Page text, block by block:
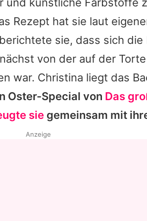
Rezept hat sie laut
sie, dass sich die
von der auf der
war. Christina liegt das
Oster-Special von Das
sie gemeinsam mit
Anzeige